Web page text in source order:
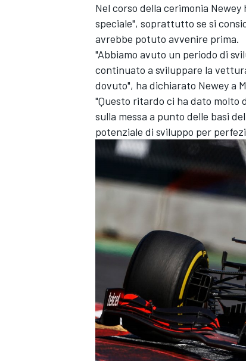
Nel corso della cerimonia
speciale", soprattutto se si
avrebbe potuto avvenire prima.
"Abbiamo avuto un periodo di
continuato a sviluppare la
dovuto", ha dichiarato Newey a
"Questo ritardo ci ha dato
sulla messa a punto delle basi
potenziale di sviluppo per